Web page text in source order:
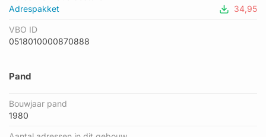
Adrespakket
34,95
VBO ID
0518010000870888
Pand
Bouwjaar pand
1980